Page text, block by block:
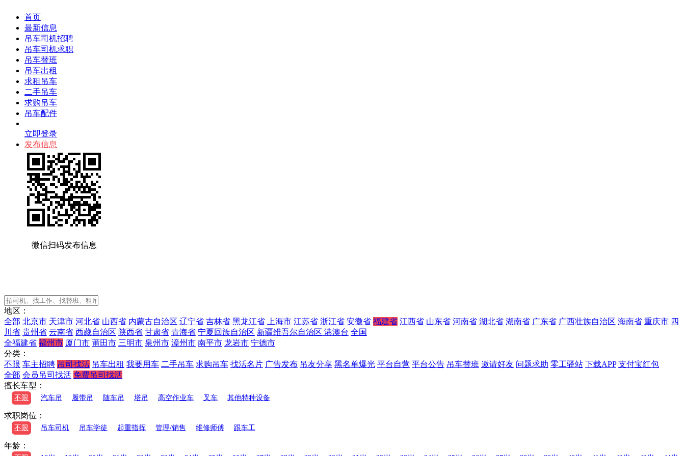
首页
最新信息
吊车司机招聘
吊车司机求职
吊车替班
吊车出租
求租吊车
二手吊车
求购吊车
吊车配件
立即登录
发布信息
微信扫码发布信息
地区：
全部 北京市 天津市 河北省 山西省 内蒙古自治区 辽宁省 吉林省 黑龙江省 上海市 江苏省 浙江省 安徽省 福建省 江西省 山东省 河南省 湖北省 湖南省 广东省 广西壮族自治区 海南省 重庆市 四
川省 贵州省 云南省 西藏自治区 陕西省 甘肃省 青海省 宁夏回族自治区 新疆维吾尔自治区 港澳台 全国
全福建省 福州市 厦门市 莆田市 三明市 泉州市 漳州市 南平市 龙岩市 宁德市
分类：
不限 车主招聘 吊司找活 吊车出租 我要用车 二手吊车 求购吊车 找活名片 广告发布 吊友分享 黑名单爆光 平台自营 平台公告 吊车替班 邀请好友 问题求助 零工驿站 下载APP 支付宝红包
全部 会员吊司找活 免费吊司找活
擅长车型：
不限 汽车吊 履带吊 随车吊 塔吊 高空作业车 叉车 其他特种设备
求职岗位：
不限 吊车司机 吊车学徒 起重指挥 管理/销售 维修师傅 跟车工
年龄：